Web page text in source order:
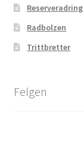
Reserveradring
Radbolzen
Trittbretter
Felgen